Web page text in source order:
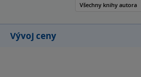
Všechny knihy autora
Vývoj ceny